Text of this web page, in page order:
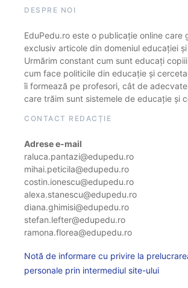
DESPRE NOI
EduPedu.ro este o publicație online care
exclusiv articole din domeniul educației
Urmărim constant cum sunt educați
cum face politicile din educație și
îi formează pe profesori, cât de adecvate
care trăim sunt sistemele de educație și
CONTACT REDACȚIE
Adrese e-mail
raluca.pantazi@edupedu.ro
mihai.peticila@edupedu.ro
costin.ionescu@edupedu.ro
alexa.stanescu@edupedu.ro
diana.ghimisi@edupedu.ro
stefan.lefter@edupedu.ro
ramona.florea@edupedu.ro
Notă de informare cu privire la
personale prin intermediul site-ului